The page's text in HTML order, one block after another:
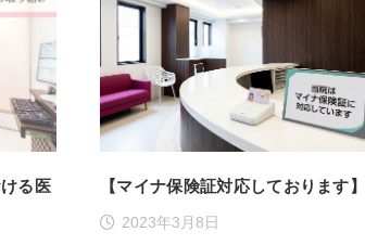
る医
【マイナ保険証対応しております
2023年3月8日